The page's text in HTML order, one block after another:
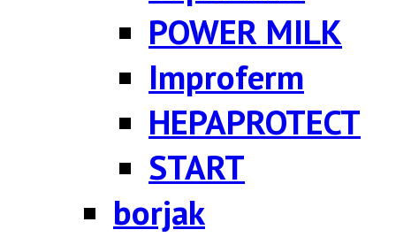
POWER MILK
Improferm
HEPAPROTECT
START
borjak